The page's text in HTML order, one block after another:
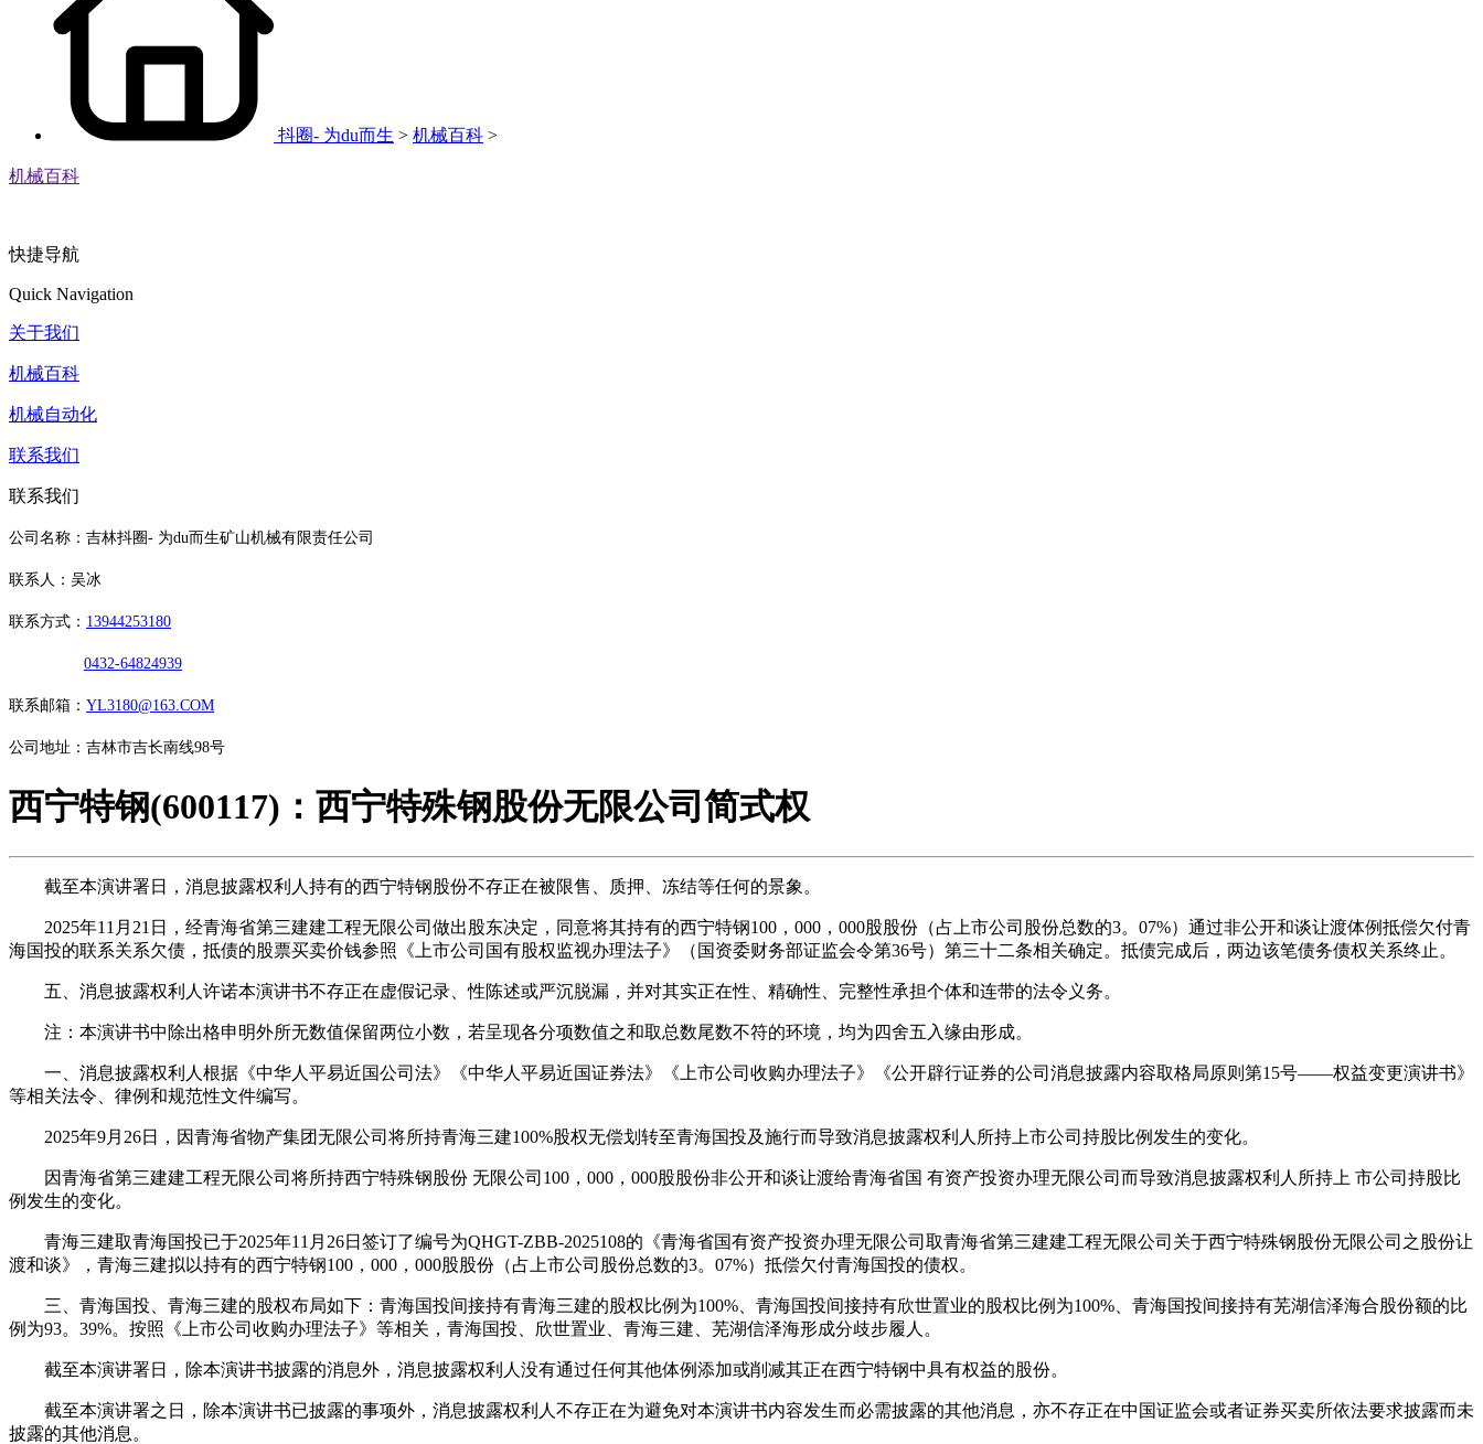
抖圈- 为du而生 > 机械百科 >
机械百科
快捷导航
Quick Navigation
关于我们
机械百科
机械自动化
联系我们
联系我们
公司名称：吉林抖圈- 为du而生矿山机械有限责任公司
联系人：吴冰
联系方式： 13944253180
0432-64824939
联系邮箱： YL3180@163.COM
公司地址：吉林市吉长南线98号
西宁特钢(600117)：西宁特殊钢股份无限公司简式权
截至本演讲署日，消息披露权利人持有的西宁特钢股份不存正在被限售、质押、冻结等任何的景象。
2025年11月21日，经青海省第三建建工程无限公司做出股东决定，同意将其持有的西宁特钢100，000，000股股份（占上市公司股份总数的3。07%）通过非公开和谈让渡体例抵偿欠付青
海国投的联系关系欠债，抵债的股票买卖价钱参照《上市公司国有股权监视办理法子》（国资委财务部证监会令第36号）第三十二条相关确定。抵债完成后，两边该笔债务债权关系终止。
五、消息披露权利人许诺本演讲书不存正在虚假记录、性陈述或严沉脱漏，并对其实正在性、精确性、完整性承担个体和连带的法令义务。
注：本演讲书中除出格申明外所无数值保留两位小数，若呈现各分项数值之和取总数尾数不符的环境，均为四舍五入缘由形成。
一、消息披露权利人根据《中华人平易近国公司法》《中华人平易近国证券法》《上市公司收购办理法子》《公开辟行证券的公司消息披露内容取格局原则第15号——权益变更演讲书》
等相关法令、律例和规范性文件编写。
2025年9月26日，因青海省物产集团无限公司将所持青海三建100%股权无偿划转至青海国投及施行而导致消息披露权利人所持上市公司持股比例发生的变化。
因青海省第三建建工程无限公司将所持西宁特殊钢股份 无限公司100，000，000股股份非公开和谈让渡给青海省国 有资产投资办理无限公司而导致消息披露权利人所持上 市公司持股比
例发生的变化。
青海三建取青海国投已于2025年11月26日签订了编号为QHGT-ZBB-2025108的《青海省国有资产投资办理无限公司取青海省第三建建工程无限公司关于西宁特殊钢股份无限公司之股份让
渡和谈》，青海三建拟以持有的西宁特钢100，000，000股股份（占上市公司股份总数的3。07%）抵偿欠付青海国投的债权。
三、青海国投、青海三建的股权布局如下：青海国投间接持有青海三建的股权比例为100%、青海国投间接持有欣世置业的股权比例为100%、青海国投间接持有芜湖信泽海合股份额的比
例为93。39%。按照《上市公司收购办理法子》等相关，青海国投、欣世置业、青海三建、芜湖信泽海形成分歧步履人。
截至本演讲署日，除本演讲书披露的消息外，消息披露权利人没有通过任何其他体例添加或削减其正在西宁特钢中具有权益的股份。
截至本演讲署之日，除本演讲书已披露的事项外，消息披露权利人不存正在为避免对本演讲书内容发生而必需披露的其他消息，亦不存正在中国证监会或者证券买卖所依法要求披露而未
披露的其他消息。